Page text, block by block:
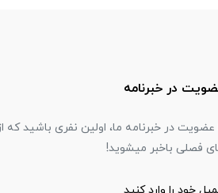
در خبرنامه
عضویت در خبرنامه ما، اولین نفری باشید که
فصلی باخبر میشوید!